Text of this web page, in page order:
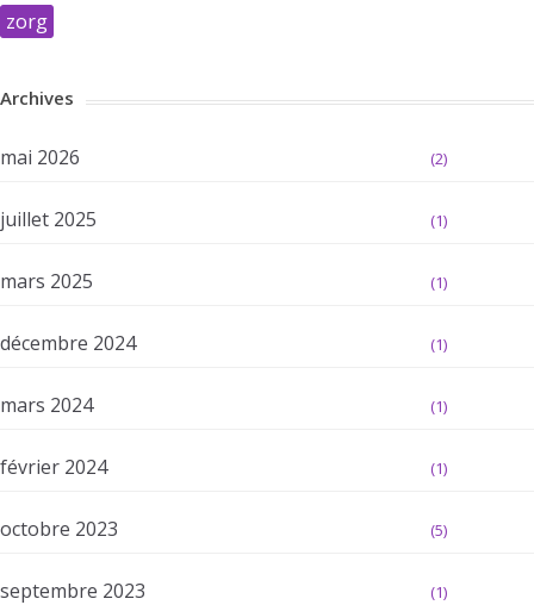
zorg
Archives
mai 2026 (2)
juillet 2025 (1)
mars 2025 (1)
décembre 2024 (1)
mars 2024 (1)
février 2024 (1)
octobre 2023 (5)
septembre 2023 (1)